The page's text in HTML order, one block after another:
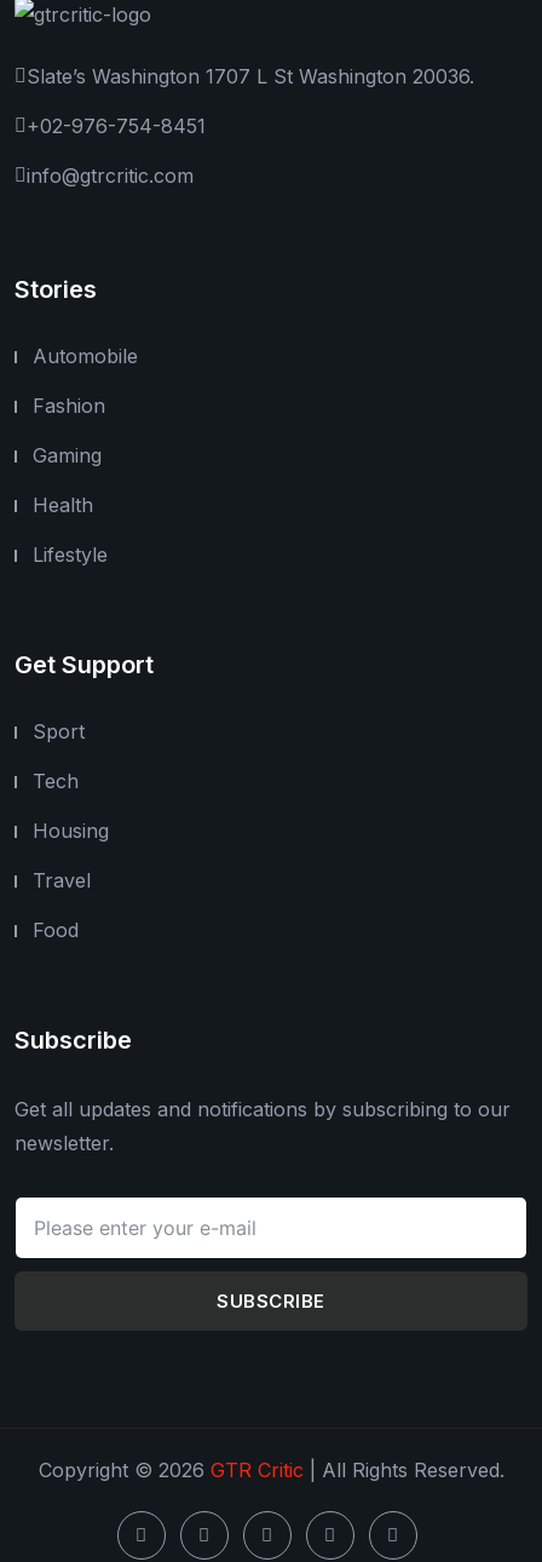
Slate’s Washington 1707 L St Washington 20036.
+02-976-754-8451
info@gtrcritic.com
Stories
Automobile
Fashion
Gaming
Health
Lifestyle
Get Support
Sport
Tech
Housing
Travel
Food
Subscribe
Get all updates and notifications by subscribing to our
newsletter.
SUBSCRIBE
Copyright © 2026 GTR Critic | All Rights Reserved.